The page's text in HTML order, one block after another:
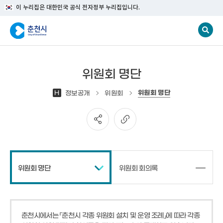
이 누리집은 대한민국 공식 전자정부 누리집입니다.
위원회 명단
H 정보공개 위원회 위원회 명단
위원회 명단 위원회 회의록
춘천시에서는 「춘천시 각종 위원회 설치 및 운영 조례」에 따라 각종